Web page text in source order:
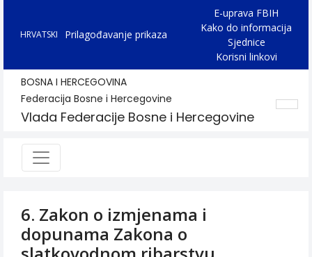
HRVATSKI Prilagođavanje prikaza
E-uprava FBIH
Kako do informacija
Sjednice
Korisni linkovi
BOSNA I HERCEGOVINA
Federacija Bosne i Hercegovine
Vlada Federacije Bosne i Hercegovine
6. Zakon o izmjenama i
dopunama Zakona o